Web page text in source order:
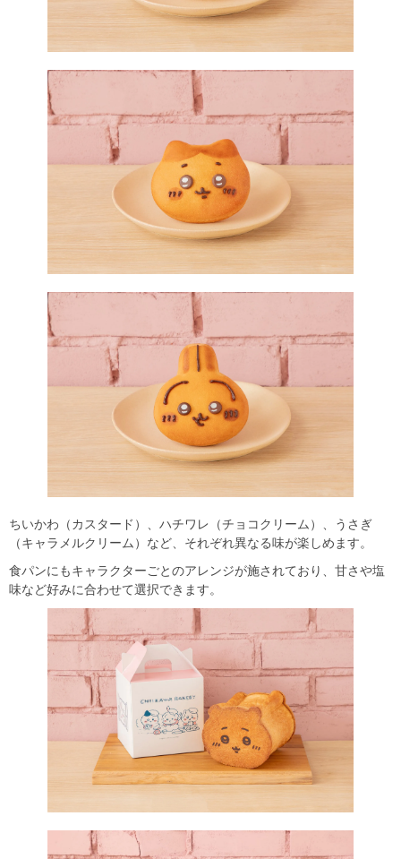
ちいかわ（カスタード）、ハチワレ（チョコクリーム）、うさぎ
（キャラメルクリーム）など、それぞれ異なる味が楽しめます。
食パンにもキャラクターごとのアレンジが施されており、甘さや塩
味など好みに合わせて選択できます。